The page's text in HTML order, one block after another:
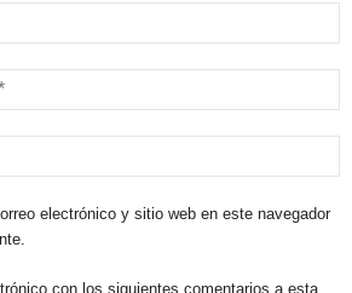
electrónico y sitio web en este navegador
con los siguientes comentarios a esta